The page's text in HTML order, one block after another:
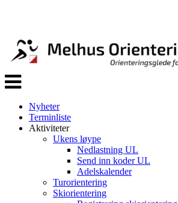
Veksle
navigasjon
Nyheter
Terminliste
Aktiviteter
Ukens løype
Nedlastning UL
Send inn koder UL
Adelskalender
Turorientering
Skiorientering